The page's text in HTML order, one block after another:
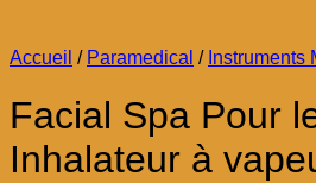
Accueil / Paramedical / Instruments
Facial Spa Pour
Inhalateur à